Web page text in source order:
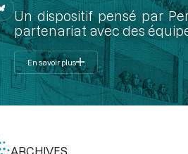
Un dispositif pensé par
partenariat avec des
En savoir plus
ARCHIVES